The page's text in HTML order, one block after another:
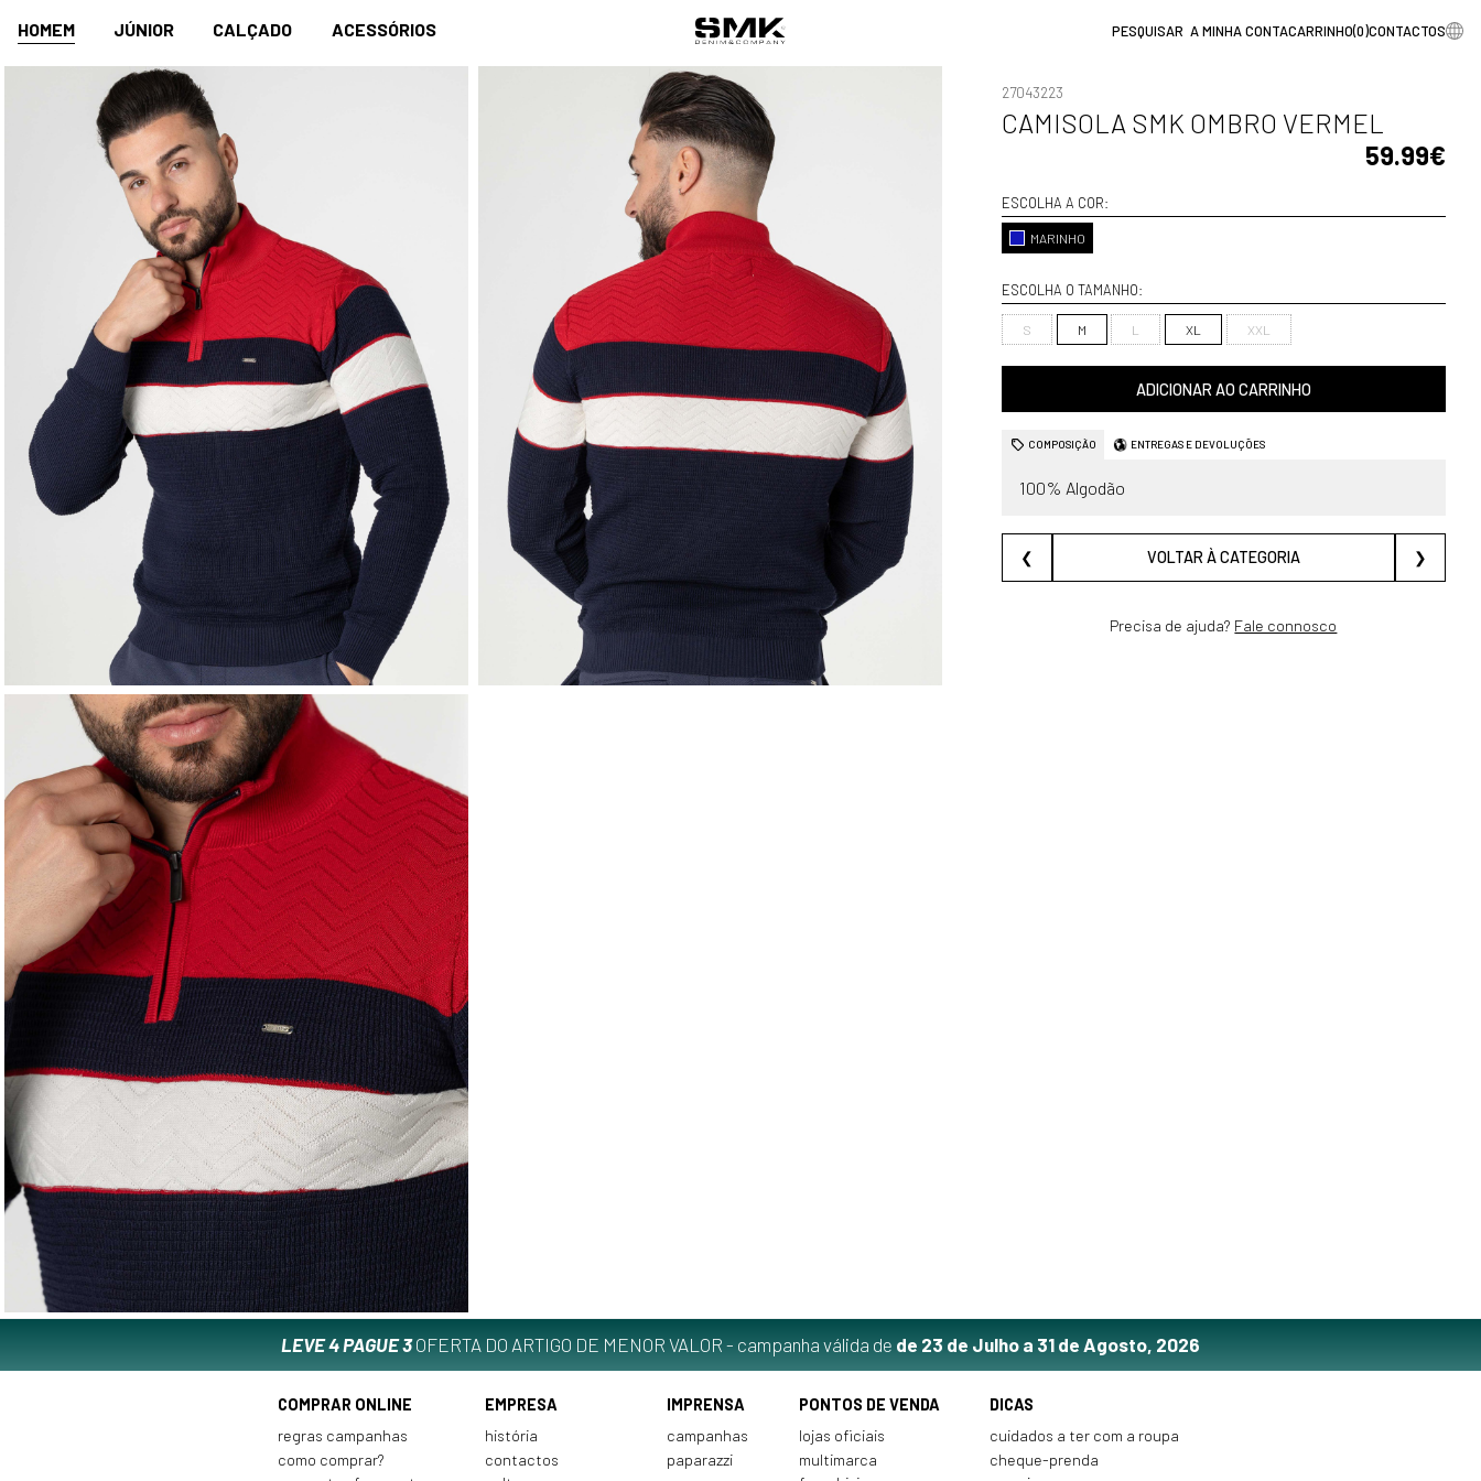
HOMEM JÚNIOR CALÇADO ACESSÓRIOS A MINHA CONTACARRINHO(0)CONTACTOS
27043223
CAMISOLA SMK OMBRO VERMEL
59.99€
ESCOLHA A COR:
MARINHO
ESCOLHA O TAMANHO:
S M L XL XXL
ADICIONAR AO CARRINHO
COMPOSIÇÃO ENTREGAS E DEVOLUÇÕES
100% Algodão
❮ VOLTAR À CATEGORIA ❯
Precisa de ajuda? Fale connosco
LEVE 4 PAGUE 3OFERTA DO ARTIGO DE MENOR VALOR - campanha válida de de 23 de Julho a 31 de Agosto, 2026
COMPRAR ONLINE
regras campanhas
como comprar?
EMPRESA
história
contactos
IMPRENSA
campanhas
paparazzi
PONTOS DE VENDA
lojas oficiais
multimarca
DICAS
cuidados a ter com a roupa
cheque-prenda